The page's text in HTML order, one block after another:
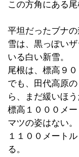
この方角にある
平坦だったブナの
雪は、黒っぽい
いる白い新雪。
尾根は、標高９
でも、田代高原
ら、まだ緩いほう
標高１０００メ
マツの姿はない。
１１００メート
る。